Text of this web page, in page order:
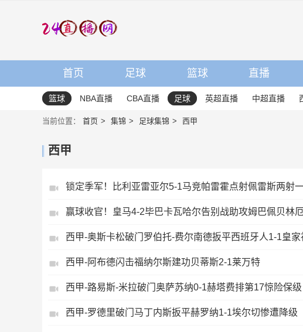
首页 足球 篮球 直播
篮球 NBA直播 CBA直播 足球 英超直播 中超直播
当前位置： 首页 集锦 足球集锦 西甲
西甲
锁定季军！比利亚雷亚尔5-1马竞帕雷霍点射佩雷斯两射
赢球收官！皇马4-2毕巴卡瓦哈尔告别战助攻姆巴佩贝林厄
西甲-奥斯卡松破门罗伯托-费尔南德扳平西班牙人1-1皇家
西甲-阿布德闪击福纳尔斯建功贝蒂斯2-1莱万特
西甲-路易斯-米拉破门奥萨苏纳0-1赫塔费排第17惊险保级
西甲-罗德里破门马丁内斯扳平赫罗纳1-1埃尔切惨遭降级